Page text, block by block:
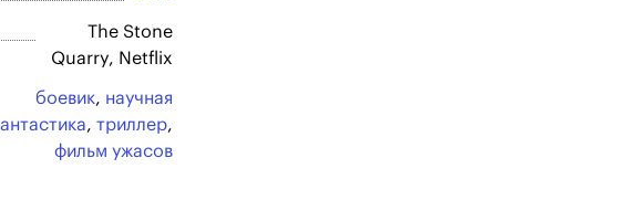
The Stone
Quarry, Netflix
боевик, научная
, триллер,
фильм ужасов